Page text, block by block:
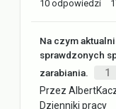
10 odpowiedzi
Na czym
sprawdzonych
zarabiania.
1
Przez
Dzienniki pracy